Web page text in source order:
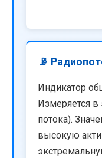
📡
Индикатор
Измеряется в
потока).
высокую